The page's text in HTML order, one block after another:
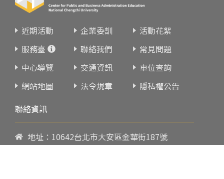
近期活動 企業委訓
活動花絮
服務臺
聯絡我們
常見問題
中心導覽
交通資訊
車位查詢
網站地圖
法令規章
隱私權公告
聯絡資訊
地址：10642台北市大安區金華街187號